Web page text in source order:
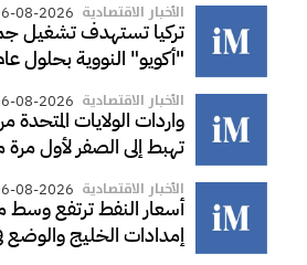
الأخبار الاقتصادية 08-2026
تركيا تستهدف تشغيل
"أكويو" النووية بحلول عام
الأخبار الاقتصادية 08-2026
واردات الولايات
تهبط إلى الصفر لأول مرة منذ
الأخبار الاقتصادية 08-2026
أسعار النفط ترتفع
إمدادات الخليج